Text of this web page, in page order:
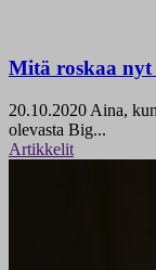
Mitä roskaa nyt
20.10.2020 Aina,
olevasta Big...
Artikkelit